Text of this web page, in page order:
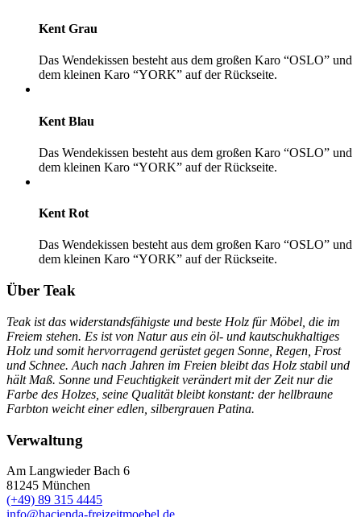
Kent Grau
Das Wendekissen besteht aus dem großen Karo “OSLO” und
dem kleinen Karo “YORK” auf der Rückseite.
Kent Blau
Das Wendekissen besteht aus dem großen Karo “OSLO” und
dem kleinen Karo “YORK” auf der Rückseite.
Kent Rot
Das Wendekissen besteht aus dem großen Karo “OSLO” und
dem kleinen Karo “YORK” auf der Rückseite.
Über Teak
Teak ist das widerstandsfähigste und beste Holz für Möbel, die im
Freiem stehen. Es ist von Natur aus ein öl- und kautschukhaltiges
Holz und somit hervorragend gerüstet gegen Sonne, Regen, Frost
und Schnee. Auch nach Jahren im Freien bleibt das Holz stabil und
hält Maß. Sonne und Feuchtigkeit verändert mit der Zeit nur die
Farbe des Holzes, seine Qualität bleibt konstant: der hellbraune
Farbton weicht einer edlen, silbergrauen Patina.
Verwaltung
Am Langwieder Bach 6
81245 München
(+49) 89 315 4445